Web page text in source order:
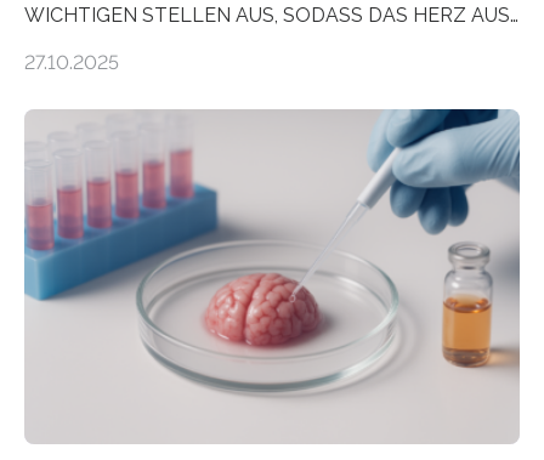
WICHTIGEN STELLEN AUS, SODASS DAS HERZ AUS
aus dem Deutschen Zentrum für Herzinsuffizienz
im Journal Circulation, warum der Energietransport bei
der Hypertrophen Kardiomyopathie (HCM) versagen
kann und wie sich durch eine Verringerung der
Herzbelastung und des oxidativen Stresses
Rhythmusstörungen reduzieren lassen. Würzburg. Die
hypertrophe Kardiomyopathie (HCM) ist die häufigste
erblich bedingte Herzerkrankung. Sie führt dazu, dass
sich die linke Herzkammer verdickt, der Herzmuskel zu
stark kontrahiert…
27.10.2025